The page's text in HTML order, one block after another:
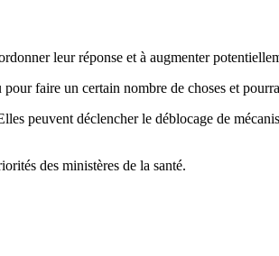
leur réponse et à augmenter
faire un certain nombre de choses et
peuvent déclencher le déblocage de
des ministères de la santé.